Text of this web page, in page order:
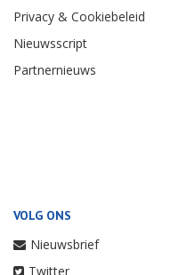
Privacy & Cookiebeleid
Nieuwsscript
Partnernieuws
VOLG ONS
Nieuwsbrief
Twitter